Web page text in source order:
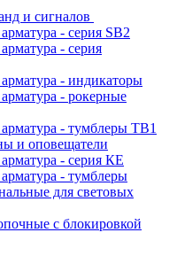
и сигналов
- серия SB2
- серия
- индикаторы
- рокерные
- тумблеры ТВ1
и оповещатели
- серия КЕ
- тумблеры
для световых
с блокировкой